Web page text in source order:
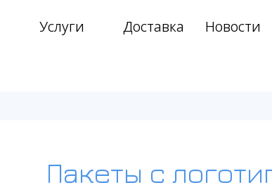
Услуги Доставка Новости
Пакеты с